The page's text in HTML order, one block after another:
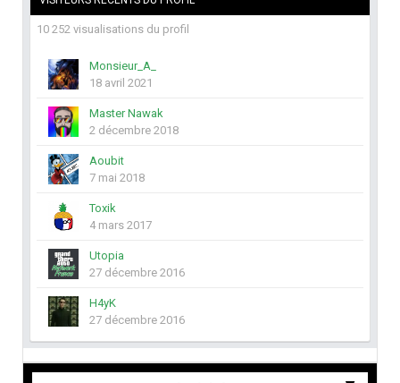
10 252 visualisations du profil
Monsieur_A_
18 avril 2021
Master Nawak
2 décembre 2018
Aoubit
7 mai 2018
Toxik
4 mars 2017
Utopia
27 décembre 2016
H4yK
27 décembre 2016